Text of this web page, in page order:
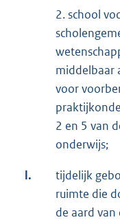
2. school
middelbaar
voor
2 en 5 van
onderwijs;
l.
tijdelijk
ruimte die
de aard